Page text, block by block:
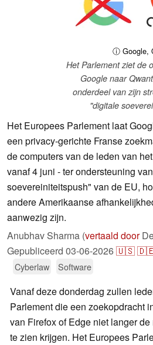
ⓘ Google,
Het Parlement ziet de
Google naar
onderdeel van zijn
"digitale
Het Europees Parlement laat
een privacy-gerichte Franse
de computers van de leden van
vanaf 4 juni - ter ondersteuning
soevereiniteitspush" van de EU,
andere Amerikaanse
aanwezig zijn.
Anubhav Sharma (vertaald door
Gepubliceerd 03-06-2026🇺🇸
Cyberlaw Software
Vanaf deze donderdag zullen
Parlement die een zoekopdracht
van Firefox of Edge niet langer
te zien krijgen. Het Europees